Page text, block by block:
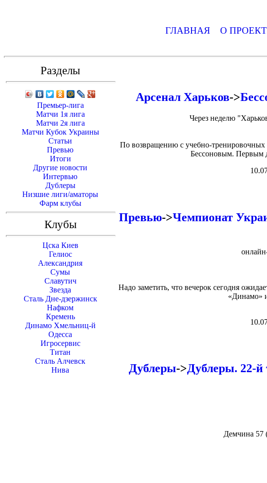
ГЛАВНАЯ О
Разделы
Премьер-лига
Матчи 1я лига
Матчи 2я лига
Матчи Кубок Украины
Статьи
Превью
Итоги
Другие новости
Интервью
Дублеры
Низшие лиги/аматоры
Фарм клубы
Клубы
Цска Киев
Гелиос
Александрия
Сумы
Славутич
Звезда
Сталь Дне-дзержинск
Нафком
Кремень
Динамо Хмельниц-й
Одесса
Игросервис
Титан
Сталь Алчевск
Нива
Арсенал Харьков->
Через неделю
По возвращению с учебно-тренировочных
Бессоновым. Первым
Превью->Чемпионат
Надо заметить, что вечерок сегодня
«Динамо»
Дублеры->Дублеры. 22-й
Демчина 57